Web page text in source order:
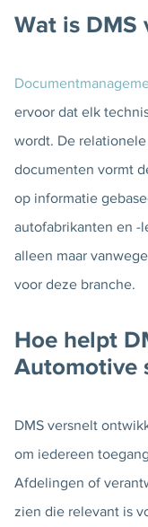
Wat is DMS
ervoor dat elk
wordt. De
documenten vormt
op informatie
autofabrikanten en -
alleen maar
voor deze branche.
Hoe helpt
Automotive
DMS versnelt
om iedereen
Afdelingen of
zien die relevant is